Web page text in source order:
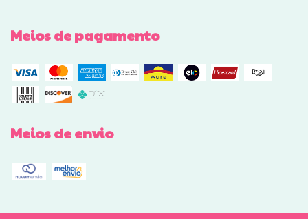
Meios de pagamento
Meios de envio